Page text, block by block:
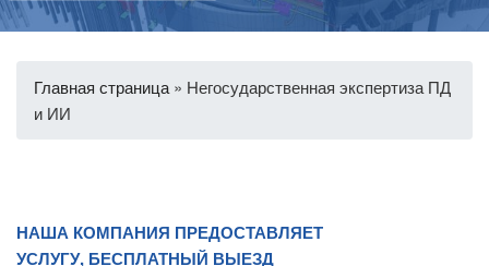
Главная страница » Негосударственная экспертиза ПД
и ИИ
НАША КОМПАНИЯ ПРЕДОСТАВЛЯЕТ
УСЛУГУ, БЕСПЛАТНЫЙ ВЫЕЗД